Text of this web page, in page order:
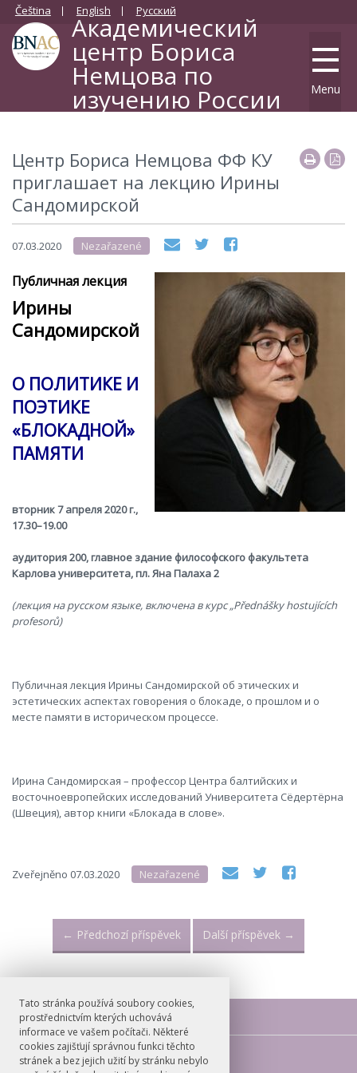
Tato stránka používá soubory cookies,
prostřednictvím kterých uchovává
informace ve vašem počítači. Některé
cookies zajišťují správnou funkci těchto
stránek a bez jejich užití by stránku nebylo
Академический
центр Бориса
Немцова по
изучению России
Центр Бориса Немцова ФФ КУ
приглашает на лекцию Ирины
Сандомирской
07.03.2020 Nezařazené
Публичная лекция
Ирины
Сандомирской
О ПОЛИТИКЕ И
ПОЭТИКЕ
«БЛОКАДНОЙ»
ПАМЯТИ
вторник 7 апреля 2020 г.,
17.30–19.00
аудитория 200, главное здание философского факультета
Карлова yниверситета, пл. Яна Палаха 2
(лекция на русском языке, включена в курс „Přednášky hostujících
profesorů)
Публичная лекция Ирины Сандомирской об этических и
эстетических аспектах говорения о блокаде, о прошлом и о
месте памяти в историческом процессе.
Ирина Сандомирская – профессор Центра балтийских и
восточноевропейских исследований Университета Сёдертёрна
(Швеция), автор книги «Блокада в слове».
Zveřejněno 07.03.2020 Nezařazené
← Předchozí příspěvek Další příspěvek →
Menu
Čeština English Русский
E-mail